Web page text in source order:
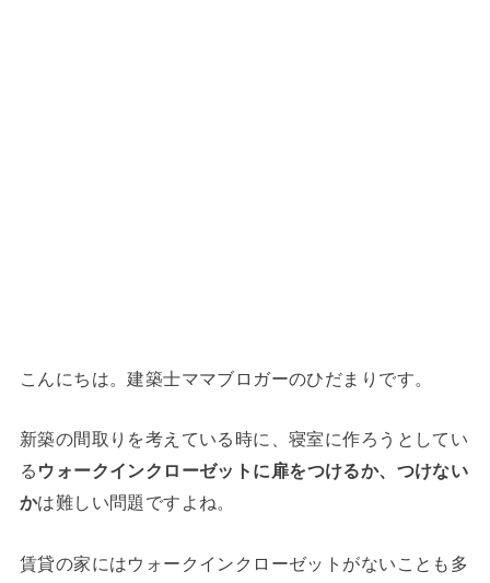
こんにちは。建築士ママブロガーのひだまりです。
新築の間取りを考えている時に、寝室に作ろうとしてい
る ウォークインクローゼットに扉をつけるか、つけない
かは難しい問題ですよね。
賃貸の家にはウォークインクローゼットがないことも多